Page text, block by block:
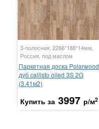
3-полосная, 2266*188*14мм,
Россия, под маслом
Паркетная доска Polarwood
дуб callisto oiled 3S 2G
(3.41м2)
Купить за 3997 р/м2